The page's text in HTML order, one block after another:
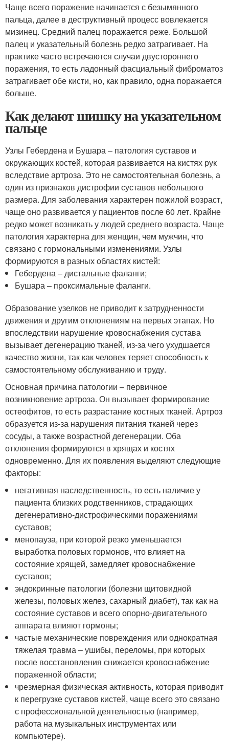
Чаще всего поражение начинается с безымянного
пальца, далее в деструктивный процесс вовлекается
мизинец. Средний палец поражается реже. Большой
палец и указательный болезнь редко затрагивает. На
практике часто встречаются случаи двустороннего
поражения, то есть ладонный фасциальный фиброматоз
затрагивает обе кисти, но, как правило, одна поражается
больше.
Как делают шишку на указательном
пальце
Узлы Гебердена и Бушара – патология суставов и
окружающих костей, которая развивается на кистях рук
вследствие артроза. Это не самостоятельная болезнь, а
один из признаков дистрофии суставов небольшого
размера. Для заболевания характерен пожилой возраст,
чаще оно развивается у пациентов после 60 лет. Крайне
редко может возникать у людей среднего возраста. Чаще
патология характерна для женщин, чем мужчин, что
связано с гормональными изменениями. Узлы
формируются в разных областях кистей:
Гебердена – дистальные фаланги;
Бушара – проксимальные фаланги.
Образование узелков не приводит к затрудненности
движения и другим отклонениям на первых этапах. Но
впоследствии нарушение кровоснабжения сустава
вызывает дегенерацию тканей, из-за чего ухудшается
качество жизни, так как человек теряет способность к
самостоятельному обслуживанию и труду.
Основная причина патологии – первичное
возникновение артроза. Он вызывает формирование
остеофитов, то есть разрастание костных тканей. Артроз
образуется из-за нарушения питания тканей через
сосуды, а также возрастной дегенерации. Оба
отклонения формируются в хрящах и костях
одновременно. Для их появления выделяют следующие
факторы:
негативная наследственность, то есть наличие у
пациента близких родственников, страдающих
дегенеративно-дистрофическими поражениями
суставов;
менопауза, при которой резко уменьшается
выработка половых гормонов, что влияет на
состояние хрящей, замедляет кровоснабжение
суставов;
эндокринные патологии (болезни щитовидной
железы, половых желез, сахарный диабет), так как на
состояние суставов и всего опорно-двигательного
аппарата влияют гормоны;
частые механические повреждения или однократная
тяжелая травма – ушибы, переломы, при которых
после восстановления снижается кровоснабжение
пораженной области;
чрезмерная физическая активность, которая приводит
к перегрузке суставов кистей, чаще всего это связано
с профессиональной деятельностью (например,
работа на музыкальных инструментах или
компьютере).